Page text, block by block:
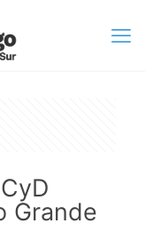
Grande